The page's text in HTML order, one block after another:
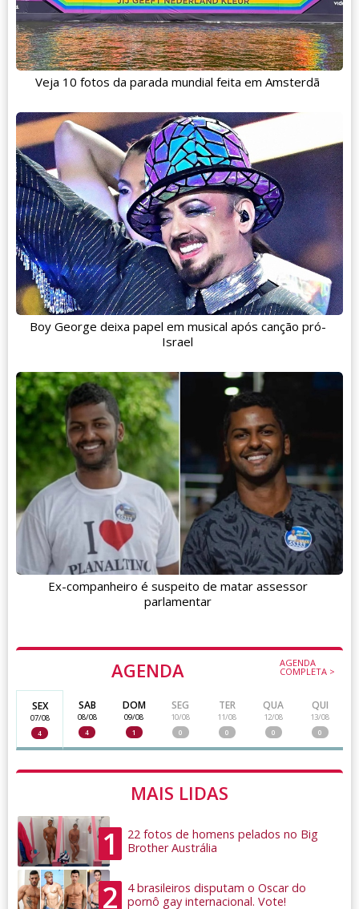
AGENDA AGENDA
COMPLETA >
SEX
07/08
4
SAB
08/08
4
DOM
09/08
1
SEG
10/08
0
TER
11/08
0
QUA
12/08
0
QUI
13/08
0
MAIS LIDAS
1
22 fotos de homens pelados no Big
Brother Austrália
2
4 brasileiros disputam o Oscar do
pornô gay internacional. Vote!
Veja 10 fotos da parada mundial feita em Amsterdã
Boy George deixa papel em musical após canção pró-
Israel
Ex-companheiro é suspeito de matar assessor
parlamentar